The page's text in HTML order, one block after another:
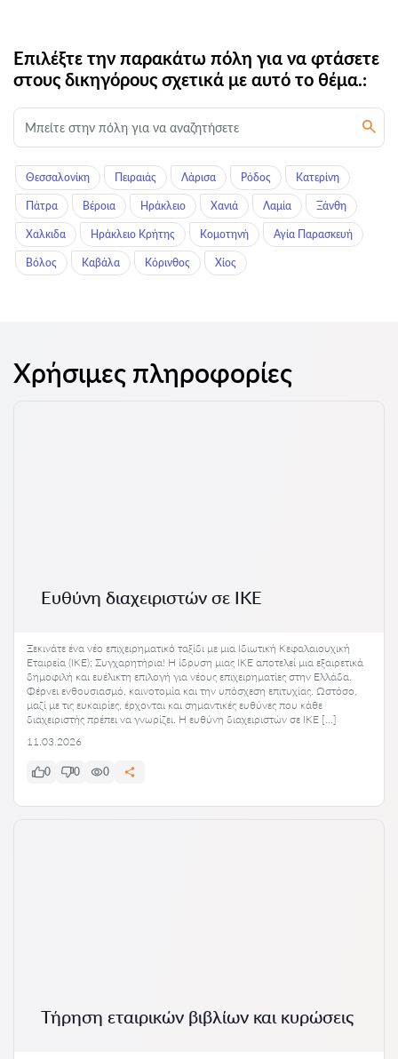
Επιλέξτε την παρακάτω πόλη για να φτάσετε
στους δικηγόρους σχετικά με αυτό το θέμα.:
Θεσσαλονίκη Πειραιάς Λάρισα Ρόδος Κατερίνη
Πάτρα Βέροια Ηράκλειο Χανιά Λαμία Ξάνθη
Χαλκιδα Ηράκλειο Κρήτης Κομοτηνή Αγία Παρασκευή
Βόλος Καβάλα Κόρινθος Χίος
Χρήσιμες πληροφορίες
Ευθύνη διαχειριστών σε ΙΚΕ
Ξεκινάτε ένα νέο επιχειρηματικό ταξίδι με μια Ιδιωτική Κεφαλαιουχική
Εταιρεία (ΙΚΕ); Συγχαρητήρια! Η ίδρυση μιας ΙΚΕ αποτελεί μια εξαιρετικά
δημοφιλή και ευέλικτη επιλογή για νέους επιχειρηματίες στην Ελλάδα.
Φέρνει ενθουσιασμό, καινοτομία και την υπόσχεση επιτυχίας. Ωστόσο,
μαζί με τις ευκαιρίες, έρχονται και σημαντικές ευθύνες που κάθε
διαχειριστής πρέπει να γνωρίζει. Η ευθύνη διαχειριστών σε ΙΚΕ […]
11.03.2026
0 0 0
Τήρηση εταιρικών βιβλίων και κυρώσεις